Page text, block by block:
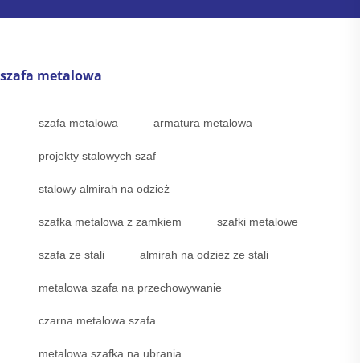
szafa metalowa
szafa metalowa armatura metalowa
projekty stalowych szaf
stalowy almirah na odzież
szafka metalowa z zamkiem szafki metalowe
szafa ze stali almirah na odzież ze stali
metalowa szafa na przechowywanie
czarna metalowa szafa
metalowa szafka na ubrania